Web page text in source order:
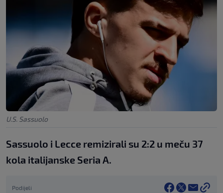
U.S. Sassuolo
Sassuolo i Lecce remizirali su 2:2 u meču 37
kola italijanske Seria A.
Podijeli